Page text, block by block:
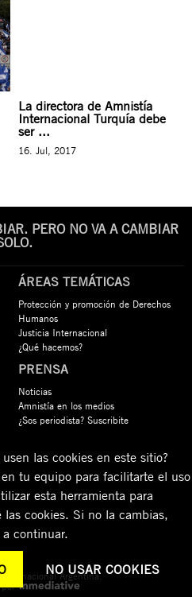
La directora de Amnistía
Internacional Turquía debe
ser ...
16. Jul, 2017
PERO NO VA A CAMBIAR
ÁREAS TEMÁTICAS
Protección y promoción de Derechos
Humanos
Justicia Internacional
¿Qué hacemos?
PRENSA
Noticias
Amnistía en los medios
¿Sos periodista? Suscribite
Argentina.
por
las cookies en este sitio?
tu equipo para facilitarte el uso
esta herramienta para
cookies. Si no la cambias,
continuar.
NO USAR COOKIES